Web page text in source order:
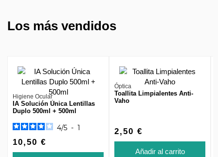
Los más vendidos
Higiene Ocular
IA Solución Única Lentillas
Duplo 500ml + 500ml
4/5 - 1
10,50 €
Óptica
Toallita Limpialentes Anti-
Vaho
2,50 €
Añadir al carrito